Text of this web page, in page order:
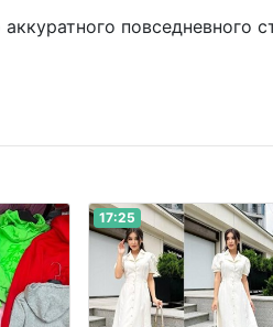
повседневного
17:25